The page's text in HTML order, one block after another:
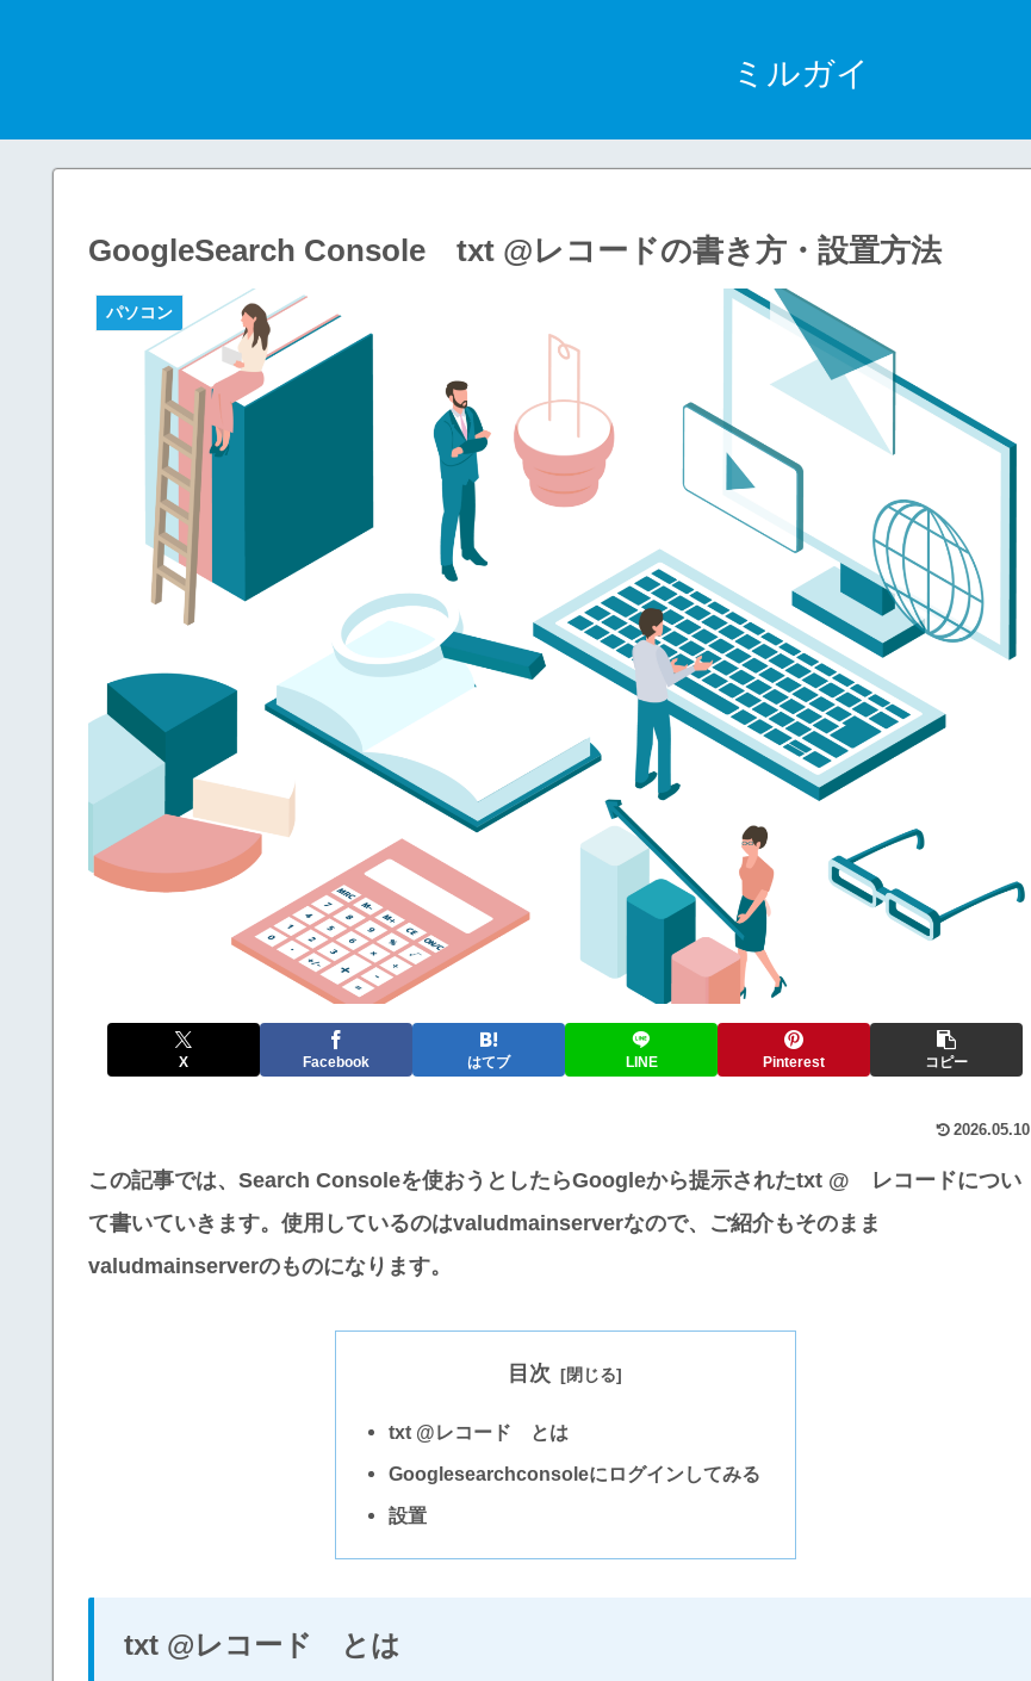
ミルガイ
GoogleSearch Console txt @レコードの書き方・設置方法
パソコン
X Facebook はてブ LINE Pinterest コピー
2026.05.10
この記事では、Search Consoleを使おうとしたらGoogleから提示されたtxt @ レコードについ
て書いていきます。使用しているのはvaludmainserverなので、ご紹介もそのまま
valudmainserverのものになります。
目次
txt @レコード とは
Googlesearchconsoleにログインしてみる
設置
txt @レコード とは